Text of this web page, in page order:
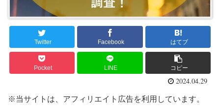
Twitter Facebook はてブ
Pocket LINE コピー
2024.04.29
※当サイトは、アフィリエイト広告を利用しています。